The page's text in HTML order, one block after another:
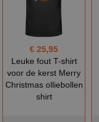
€ 25,95
Leuke fout T-shirt
voor de kerst Merry
Christmas olliebollen
shirt